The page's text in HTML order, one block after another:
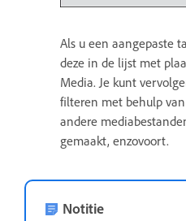
Als u een aangepaste
deze in de lijst met
Media. Je kunt
filteren met behulp
andere
gemaakt, enzovoort.
Notitie